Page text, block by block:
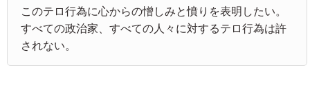
このテロ行為に心からの憎しみと憤りを表明したい。
すべての政治家、すべての人々に対するテロ行為は許
されない。